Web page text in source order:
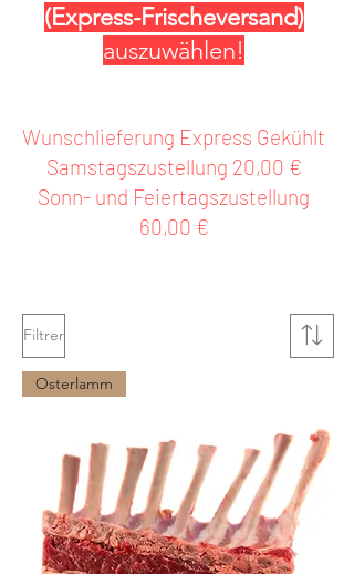
(Express-Frischeversand)
auszuwählen!
Wunschlieferung Express Gekühlt
Samstagszustellung 20,00 €
Sonn- und Feiertagszustellung
60,00 €
Filtrer
Osterlamm